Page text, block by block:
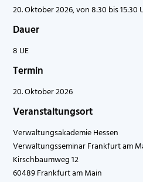
20. Oktober 2026, von 8:30 bis 15:30
Dauer
8 UE
Termin
20. Oktober 2026
Veranstaltungsort
Verwaltungsakademie Hessen
Verwaltungsseminar Frankfurt am
Kirschbaumweg 12
60489 Frankfurt am Main